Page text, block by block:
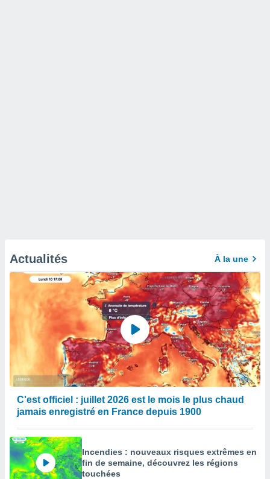
Actualités À la une
C'est officiel : juillet 2026 est le mois le plus chaud
jamais enregistré en France depuis 1900
Incendies : nouveaux risques extrêmes en
fin de semaine, découvrez les régions
touchées